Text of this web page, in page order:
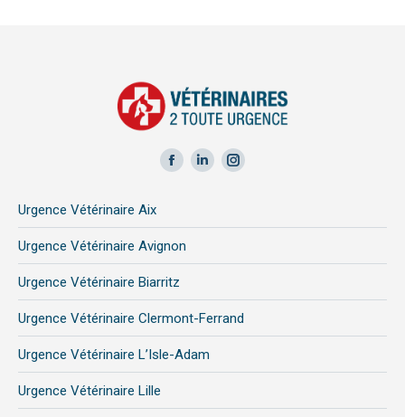
Facebook
in
new
window
LinkedIn
new
Instagram
new
Urgence Vétérinaire Aix
Urgence Vétérinaire Avignon
Urgence Vétérinaire Biarritz
Urgence Vétérinaire Clermont-Ferrand
Urgence Vétérinaire L’Isle-Adam
Urgence Vétérinaire Lille